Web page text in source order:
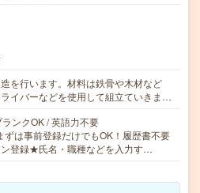
を行います。材料は鉄骨や木材など
イバーなどを使用して組立ていきま…
ンクOK / 英語力不要
は事前登録だけでもOK！履歴書不要
登録★氏名・職種などを入力す…